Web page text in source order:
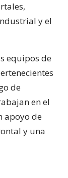
y el
equipos de
de
en el
apoyo de
y una